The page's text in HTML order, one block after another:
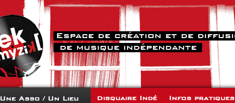
Une Asso / Un Lieu Disquaire Indé Infos pratiques